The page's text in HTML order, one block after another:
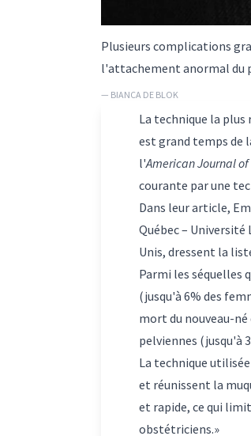
Plusieurs complications
l'attachement anormal du
— BIANCA DE BLOK
La technique la
est grand temps de
l'American Journal of
courante par une
Dans leur article,
Québec –
Unis, dressent la
Parmi les séquelles
(jusqu'à 6% des
mort du nouveau-
pelviennes (jusqu'à
La technique
et réunissent la
et rapide, ce qui
obstétriciens.»